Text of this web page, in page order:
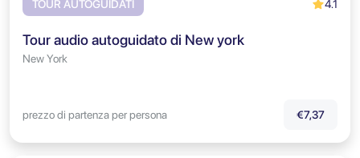
TOUR AUTOGUIDATI 4.1
Tour audio autoguidato di New york
New York
prezzo di partenza per persona €7,37